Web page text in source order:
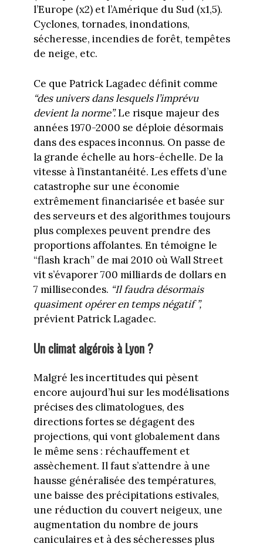
l’Europe (x2) et l’Amérique du Sud (x1,5).
Cyclones, tornades, inondations,
sécheresse, incendies de forêt, tempêtes
de neige, etc.
Ce que Patrick Lagadec définit comme
“des univers dans lesquels l’imprévu
devient la norme”.Le risque majeur des
années 1970-2000 se déploie désormais
dans des espaces inconnus. On passe de
la grande échelle au hors-échelle. De la
vitesse à l’instantanéité. Les effets d’une
catastrophe sur une économie
extrêmement financiarisée et basée sur
des serveurs et des algorithmes toujours
plus complexes peuvent prendre des
proportions affolantes. En témoigne le
“flash krach” de mai 2010 où Wall Street
vit s’évaporer 700 milliards de dollars en
7 millisecondes. “Il faudra désormais
quasiment opérer en temps négatif ”,
prévient Patrick Lagadec.
Un climat algérois à Lyon ?
Malgré les incertitudes qui pèsent
encore aujourd’hui sur les modélisations
précises des climatologues, des
directions fortes se dégagent des
projections, qui vont globalement dans
le même sens : réchauffement et
assèchement. Il faut s’attendre à une
hausse généralisée des températures,
une baisse des précipitations estivales,
une réduction du couvert neigeux, une
augmentation du nombre de jours
caniculaires et à des sécheresses plus